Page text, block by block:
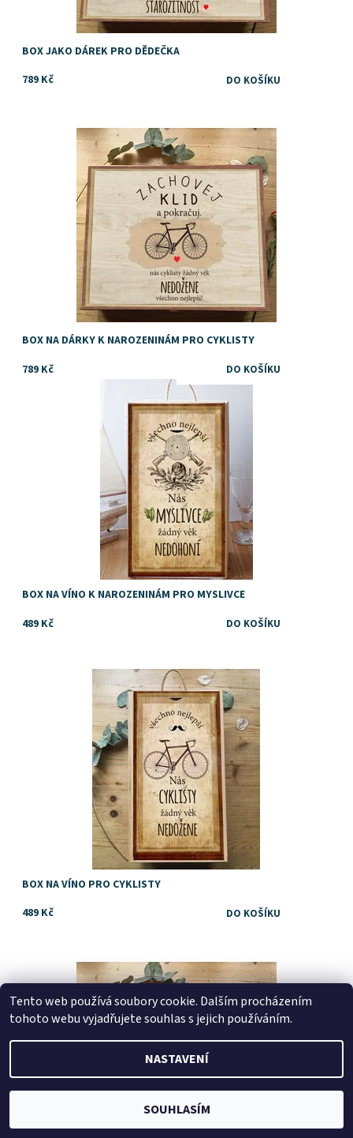
BOX JAKO DÁREK PRO DĚDEČKA
789 Kč
Dostupnost: Skladem
BOX NA DÁRKY K NAROZENINÁM PRO CYKLISTY
789 Kč
TIP na dárek k výročí pro muže
Skladem
BOX NA VÍNO K NAROZENINÁM PRO MYSLIVCE
489 Kč
Kazeta, krabice nebo box na víno nebo jiný alkohol, pochutiny
nebo drobné dárky jako dárek pro vášnivého cyklistu
Skladem
BOX NA VÍNO PRO CYKLISTY
489 Kč
Dostupnost: Skladem
Tento web používá soubory cookie. Dalším procházením
tohoto webu vyjadřujete souhlas s jejich používáním.
NASTAVENÍ
SOUHLASÍM